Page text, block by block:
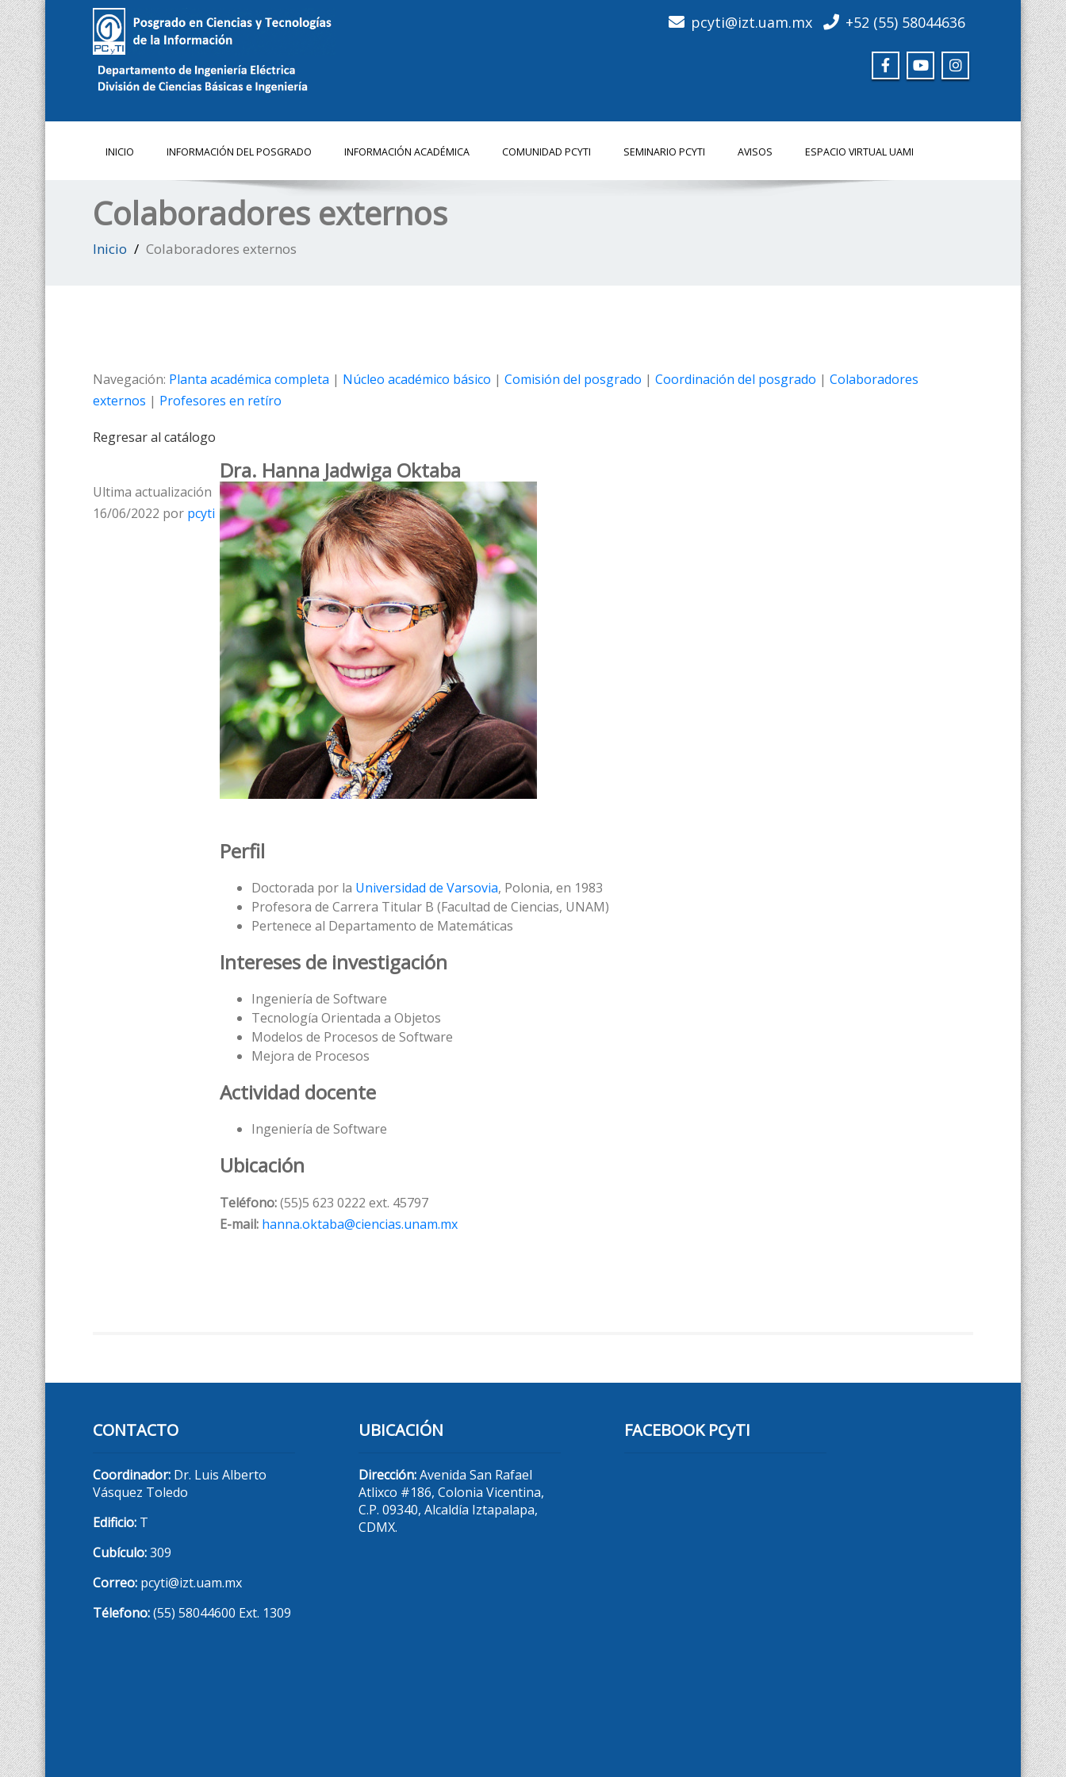
pcyti@izt.uam.mx +52 (55) 58044636
INICIO INFORMACIÓN DEL POSGRADO INFORMACIÓN ACADÉMICA COMUNIDAD PCYTI SEMINARIO PCYTI AVISOS ESPACIO VIRTUAL UAMI
Colaboradores externos
Inicio Colaboradores externos
Navegación: Planta académica completa | Núcleo académico básico | Comisión del posgrado | Coordinación del posgrado | Colaboradores
externos | Profesores en retíro
Regresar al catálogo
Dra. Hanna Jadwiga Oktaba
Perfil
Doctorada por la Universidad de Varsovia, Polonia, en 1983
Profesora de Carrera Titular B (Facultad de Ciencias, UNAM)
Pertenece al Departamento de Matemáticas
Intereses de investigación
Ingeniería de Software
Tecnología Orientada a Objetos
Modelos de Procesos de Software
Mejora de Procesos
Actividad docente
Ingeniería de Software
Ubicación
Teléfono:(55)5 623 0222 ext. 45797
E-mail: hanna.oktaba@ciencias.unam.mx
Ultima actualización
16/06/2022 por pcyti
CONTACTO
Coordinador: Dr. Luis Alberto
Vásquez Toledo
Edificio: T
Cubículo:309
Correo: pcyti@izt.uam.mx
Télefono:(55) 58044600 Ext. 1309
UBICACIÓN
Dirección:Avenida San Rafael
Atlixco #186, Colonia Vicentina,
C.P. 09340, Alcaldía Iztapalapa,
CDMX.
FACEBOOK PCyTI